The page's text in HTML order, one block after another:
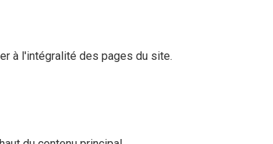
à l'intégralité des pages du site.